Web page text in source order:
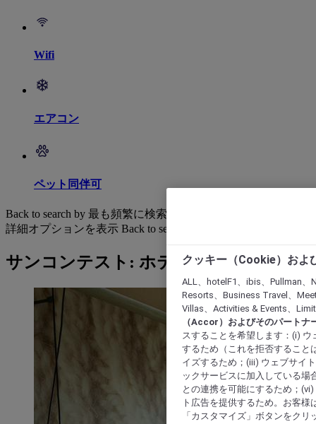
Wifi
エアコン
ペット同伴可
Back to search by 最も頻繁に検索されています
詳細オプションを表示 Back to search by categories
サンコンテスト: ホテルを検索する
クッキー（Cookie）およ
ALL、hotelF1、ibis、Pullman
Resorts、Business Travel、
Villas、Activities & Events、
（Accor）およびそのパートナ
スすることを希望します：(i)
するため（これを拒否すること
イズするため；(iii) ウェブサイ
ックサービスに加入している場
との連携を可能にするため；
ト広告を提供するため。お客
「カスタマイズ」ボタンをク